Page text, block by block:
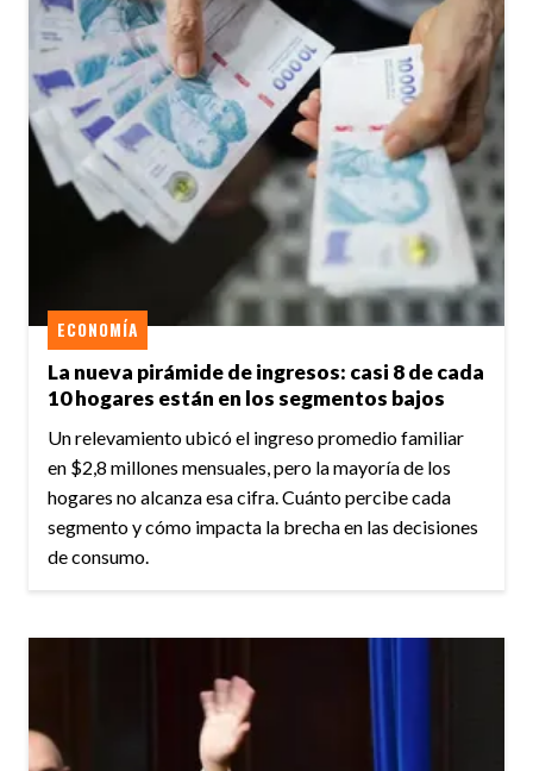
La nueva pirámide de ingresos: casi 8 de cada
10 hogares están en los segmentos bajos
ECONOMÍA
Un relevamiento ubicó el ingreso promedio familiar
en $2,8 millones mensuales, pero la mayoría de los
hogares no alcanza esa cifra. Cuánto percibe cada
segmento y cómo impacta la brecha en las decisiones
de consumo.